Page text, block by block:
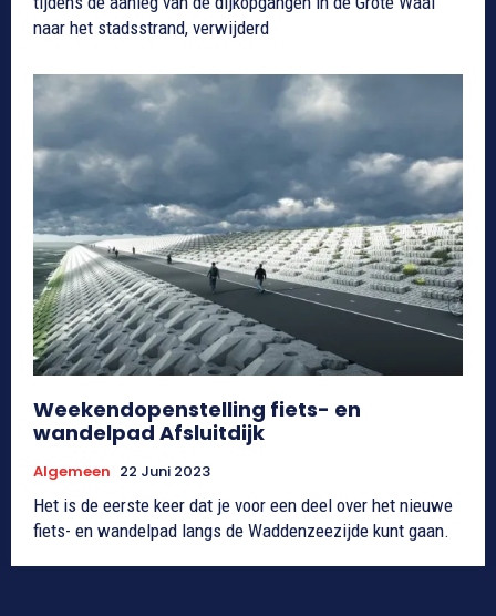
naar het stadsstrand, verwijderd
Weekendopenstelling fiets- en
wandelpad Afsluitdijk
Algemeen 22 Juni 2023
Het is de eerste keer dat je voor een deel over het nieuwe
fiets- en wandelpad langs de Waddenzeezijde kunt gaan.